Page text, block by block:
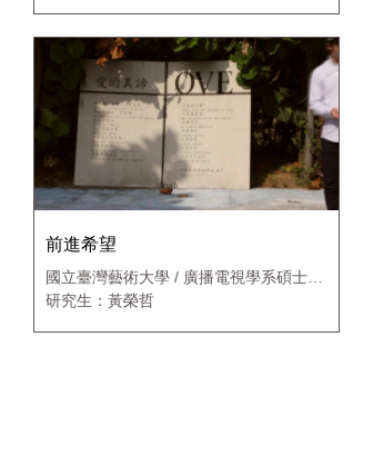
前進希望
國立臺灣藝術大學 / 廣播電視學系碩士班
應用媒體藝術組
研究生：黃榮哲